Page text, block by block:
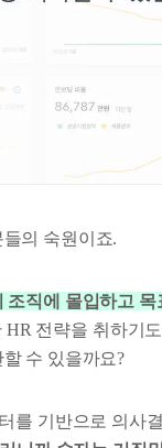
의 숙원이죠.
직에 몰입하고 목
전략을 취하기
수 있을까요?
를 기반으로 의사